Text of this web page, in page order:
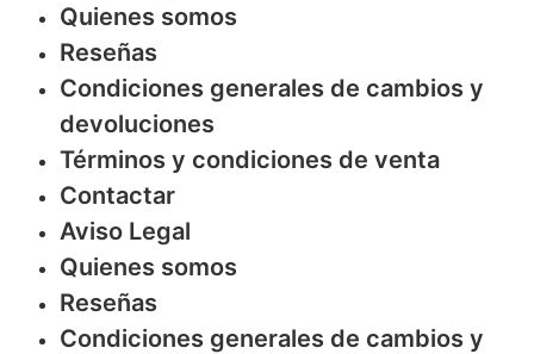
Quienes somos
Reseñas
Condiciones generales de cambios y
devoluciones
Términos y condiciones de venta
Contactar
Aviso Legal
Quienes somos
Reseñas
Condiciones generales de cambios y